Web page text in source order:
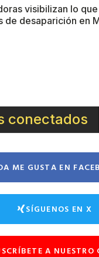
visibilizan lo
de desaparición en
conectados
ME GUSTA EN
SÍGUENOS EN X
A NUESTRO